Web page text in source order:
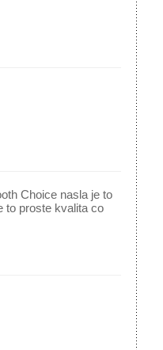
Choice nasla je to
to proste kvalita co